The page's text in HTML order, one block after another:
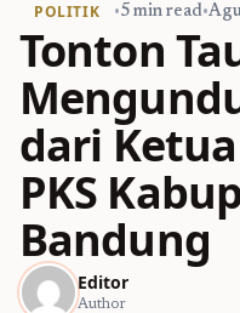
POLITIK •5 min read•
Tonton
dari
PKS
Bandung
Editor
Author